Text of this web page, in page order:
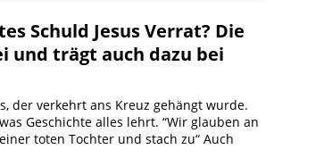
Schuld Jesus Verrat? Die
und trägt auch dazu bei
der verkehrt ans Kreuz gehängt wurde.
Geschichte alles lehrt. “Wir glauben an
toten Tochter und stach zu“ Auch